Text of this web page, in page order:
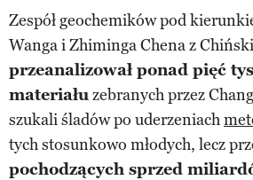
Zespół geochemików pod
Wanga i Zhiminga Chena z
przeanalizował ponad pięć
materiałuzebranych przez
szukali śladów po uderzeniach
tych stosunkowo młodych, lecz
pochodzących sprzed